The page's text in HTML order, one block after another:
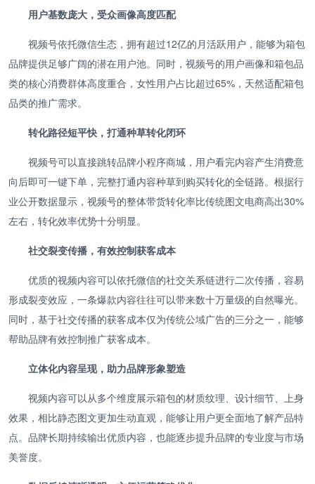
用户基数庞大，受众画像高度匹配
视频号依托微信生态，拥有超过12亿的月活跃用户，能够为箱包
品牌提供足够广阔的潜在用户池。同时，视频号的用户画像和箱包品
类的核心消费群体高度重合，女性用户占比超过65%，天然适配箱包
品类的推广需求。
转化路径短平快，打通种草转化闭环
视频号可以直接跳转品牌小程序商城，用户看完内容产生消费意
向后即可一键下单，完整打通内容种草到购买转化的全链路。根据行
业公开数据显示，视频号的整体带货转化率比传统图文电商高出30%
左右，转化效率优势十分明显。
社交裂变传播，有效控制获客成本
优质的视频内容可以依托微信的社交关系链进行二次传播，容易
形成裂变效应，一条爆款内容往往可以带来数十万量级的自然曝光。
同时，基于社交传播的获客成本仅为传统公域广告的三分之一，能够
帮助品牌有效控制推广获客成本。
立体化内容呈现，助力品牌形象塑造
视频内容可以从多个维度展示箱包的材质纹理、设计细节、上身
效果，相比静态图文更加生动直观，能够让用户更全面地了解产品特
点。品牌长期持续输出优质内容，也能逐步提升品牌的专业度与市场
美誉度。